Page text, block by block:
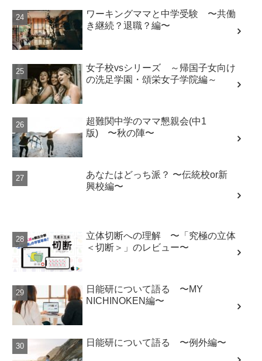
ワーキングママと中学受験 〜共働
き継続？退職？編〜
女子校vsシリーズ ～帰国子女向け
の洗足学園・頌栄女子学院編～
超難関中学のママ懇親会(中1
版) 〜秋の陣〜
あなたはどっち派？ 〜伝統校or新
興校編〜
立体切断への理解 〜「究極の立体
＜切断＞」のレビュー〜
日能研について語る 〜MY
NICHINOKEN編〜
日能研について語る 〜例外編〜